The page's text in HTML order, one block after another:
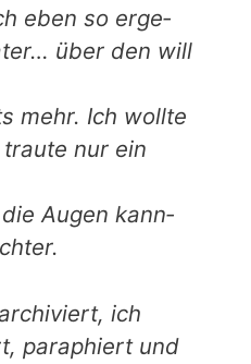
eben so erge­
über den will
mehr. Ich woll­te
nur ein
Augen kann­
ich
para­phiert und